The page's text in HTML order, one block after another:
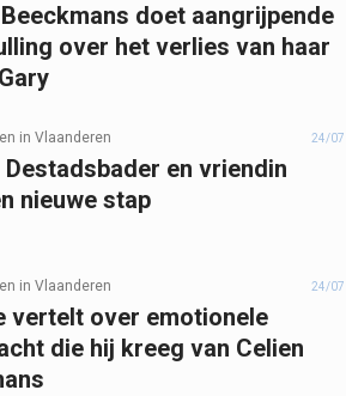
doet aangrijpende
over het verlies van haar
in Vlaanderen 24/07
Destadsbader en vriendin
nieuwe stap
in Vlaanderen 24/07
vertelt over emotionele
die hij kreeg van Celien